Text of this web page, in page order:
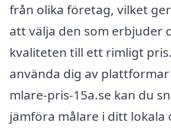
från olika företag, vilket
att välja den som erbjuder
kvaliteten till ett rimligt
använda dig av plattformar
mlare-pris-15a.se kan du
jämföra målare i ditt lokala